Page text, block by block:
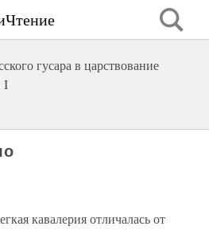
гусара в царствование
I
кавалерия отличалась от